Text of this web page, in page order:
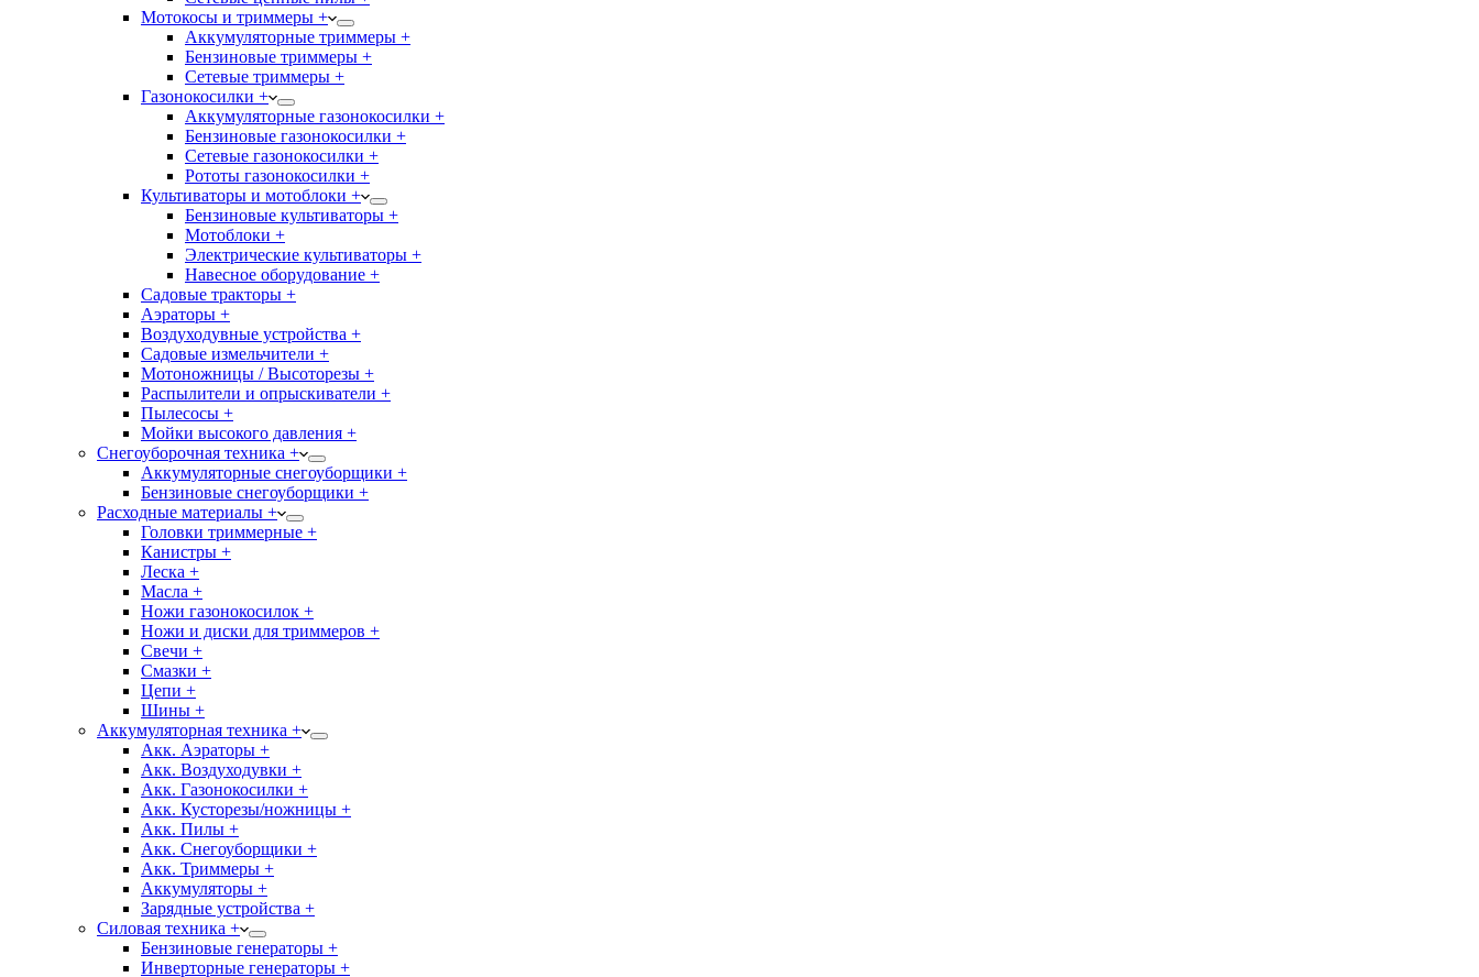
Мотокосы и триммеры +
Аккумуляторные триммеры +
Бензиновые триммеры +
Сетевые триммеры +
Газонокосилки +
Аккумуляторные газонокосилки +
Бензиновые газонокосилки +
Сетевые газонокосилки +
Рототы газонокосилки +
Культиваторы и мотоблоки +
Бензиновые культиваторы +
Мотоблоки +
Электрические культиваторы +
Навесное оборудование +
Садовые тракторы +
Аэраторы +
Воздуходувные устройства +
Садовые измельчители +
Мотоножницы / Высоторезы +
Распылители и опрыскиватели +
Пылесосы +
Мойки высокого давления +
Снегоуборочная техника +
Аккумуляторные снегоуборщики +
Бензиновые снегоуборщики +
Расходные материалы +
Головки триммерные +
Канистры +
Леска +
Масла +
Ножи газонокосилок +
Ножи и диски для триммеров +
Свечи +
Смазки +
Цепи +
Шины +
Аккумуляторная техника +
Акк. Аэраторы +
Акк. Воздуходувки +
Акк. Газонокосилки +
Акк. Кусторезы/ножницы +
Акк. Пилы +
Акк. Снегоуборщики +
Акк. Триммеры +
Аккумуляторы +
Зарядные устройства +
Силовая техника +
Бензиновые генераторы +
Инверторные генераторы +